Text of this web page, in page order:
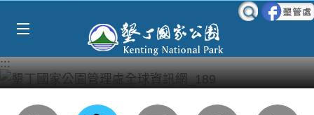
:::